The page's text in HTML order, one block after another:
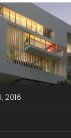
2016